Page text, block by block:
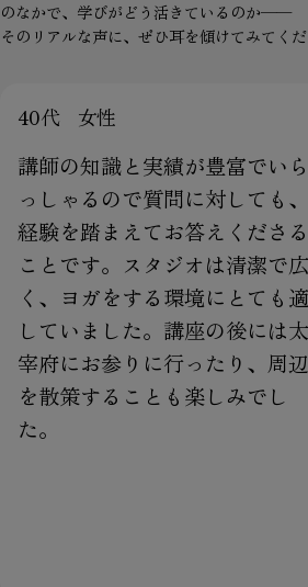
のなかで、学びがどう活きているのか——
そのリアルな声に、ぜひ耳を傾けてみてくだ
40代 女性
講師の知識と実績が豊富でいら
っしゃるので質問に対しても、
経験を踏まえてお答えくださる
ことです。スタジオは清潔で広
く、ヨガをする環境にとても適
していました。講座の後には太
宰府にお参りに行ったり、周辺
を散策することも楽しみでし
た。